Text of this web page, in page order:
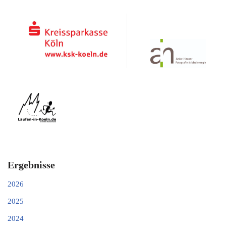
Ergebnisse
2026
2025
2024